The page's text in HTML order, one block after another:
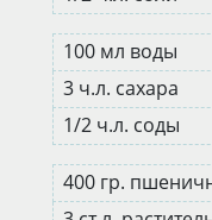
100 мл воды
3 ч.л. сахара
1/2 ч.л. соды
400 гр.